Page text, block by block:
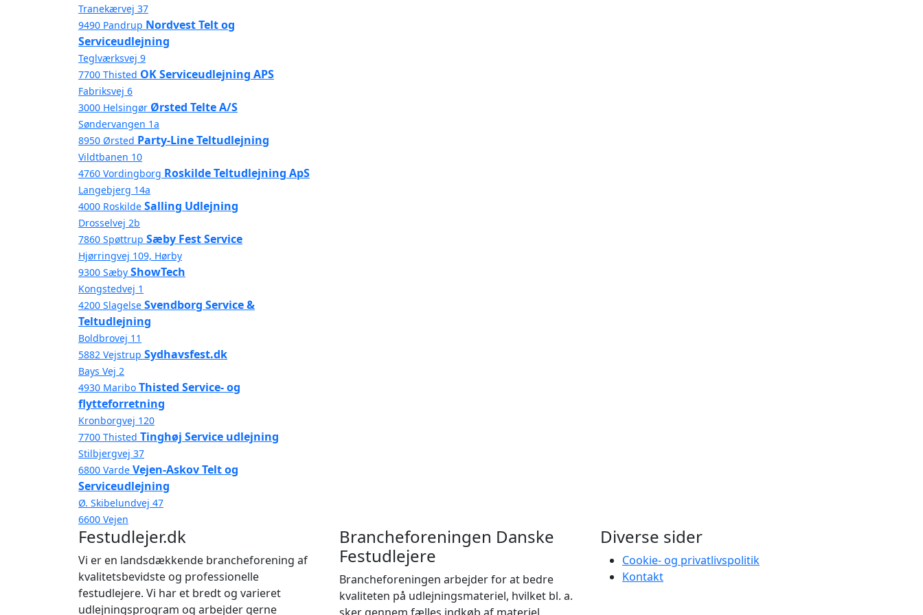
Tranekærvej 37
9490 Pandrup Nordvest Telt og
Serviceudlejning
Teglværksvej 9
7700 Thisted OK Serviceudlejning APS
Fabriksvej 6
3000 Helsingør Ørsted Telte A/S
Søndervangen 1a
8950 Ørsted Party-Line Teltudlejning
Vildtbanen 10
4760 Vordingborg Roskilde Teltudlejning ApS
Langebjerg 14a
4000 Roskilde Salling Udlejning
Drosselvej 2b
7860 Spøttrup Sæby Fest Service
Hjørringvej 109, Hørby
9300 Sæby ShowTech
Kongstedvej 1
4200 Slagelse Svendborg Service &
Teltudlejning
Boldbrovej 11
5882 Vejstrup Sydhavsfest.dk
Bays Vej 2
4930 Maribo Thisted Service- og
flytteforretning
Kronborgvej 120
7700 Thisted Tinghøj Service udlejning
Stilbjergvej 37
6800 Varde Vejen-Askov Telt og
Serviceudlejning
Ø. Skibelundvej 47
6600 Vejen
Festudlejer.dk
Vi er en landsdækkende brancheforening af
kvalitetsbevidste og professionelle
festudlejere. Vi har et bredt og varieret
udlejningsprogram og arbejder gerne
Brancheforeningen Danske
Festudlejere
Brancheforeningen arbejder for at bedre
kvaliteten på udlejningsmateriel, hvilket bl. a.
Diverse sider
Cookie- og privatlivspolitik
Kontakt